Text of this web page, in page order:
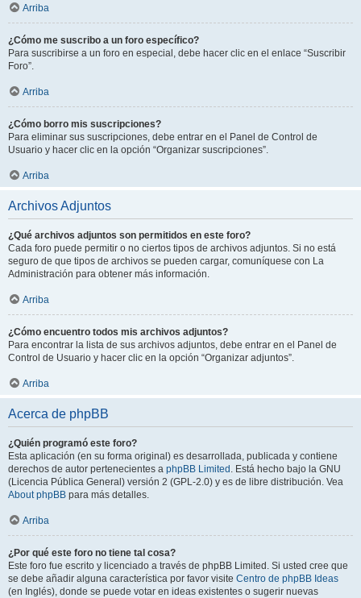
Arriba
¿Cómo me suscribo a un foro específico?
Para suscribirse a un foro en especial, debe hacer clic en el enlace “Suscribir
Foro”.
Arriba
¿Cómo borro mis suscripciones?
Para eliminar sus suscripciones, debe entrar en el Panel de Control de
Usuario y hacer clic en la opción “Organizar suscripciones”.
Arriba
Archivos Adjuntos
¿Qué archivos adjuntos son permitidos en este foro?
Cada foro puede permitir o no ciertos tipos de archivos adjuntos. Si no está
seguro de que tipos de archivos se pueden cargar, comuníquese con La
Administración para obtener más información.
Arriba
¿Cómo encuentro todos mis archivos adjuntos?
Para encontrar la lista de sus archivos adjuntos, debe entrar en el Panel de
Control de Usuario y hacer clic en la opción “Organizar adjuntos”.
Arriba
Acerca de phpBB
¿Quién programó este foro?
Esta aplicación (en su forma original) es desarrollada, publicada y contiene
derechos de autor pertenecientes a phpBB Limited . Está hecho bajo la GNU
(Licencia Pública General) versión 2 (GPL-2.0) y es de libre distribución. Vea
About phpBB para más detalles.
Arriba
¿Por qué este foro no tiene tal cosa?
Este foro fue escrito y licenciado a través de phpBB Limited. Si usted cree que
se debe añadir alguna característica por favor visite Centro de phpBB Ideas
(en Inglés), donde se puede votar en ideas existentes o sugerir nuevas